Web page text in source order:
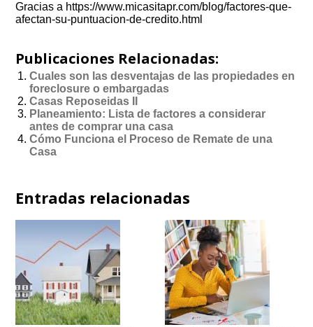
Gracias a https://www.micasitapr.com/blog/factores-que-
afectan-su-puntuacion-de-credito.html
Publicaciones Relacionadas:
Cuales son las desventajas de las propiedades en
foreclosure o embargadas
Casas Reposeidas II
Planeamiento: Lista de factores a considerar
antes de comprar una casa
Cómo Funciona el Proceso de Remate de una
Casa
Entradas relacionadas